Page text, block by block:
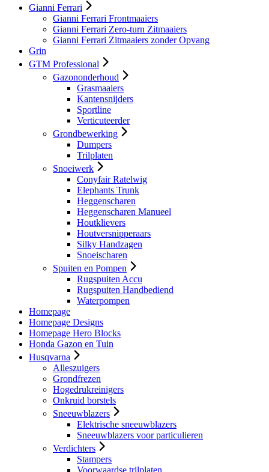
Gianni Ferrari
Gianni Ferrari Frontmaaiers
Gianni Ferrari Zero-turn Zitmaaiers
Gianni Ferrari Zitmaaiers zonder Opvang
Grin
GTM Professional
Gazononderhoud
Grasmaaiers
Kantensnijders
Sportline
Verticuteerder
Grondbewerking
Dumpers
Trilplaten
Snoeiwerk
Conyfair Ratelwig
Elephants Trunk
Heggenscharen
Heggenscharen Manueel
Houtklievers
Houtversnipperaars
Silky Handzagen
Snoeischaren
Spuiten en Pompen
Rugspuiten Accu
Rugspuiten Handbediend
Waterpompen
Homepage
Homepage Designs
Homepage Hero Blocks
Honda Gazon en Tuin
Husqvarna
Alleszuigers
Grondfrezen
Hogedrukreinigers
Onkruid borstels
Sneeuwblazers
Elektrische sneeuwblazers
Sneeuwblazers voor particulieren
Verdichters
Stampers
Voorwaardse trilplaten